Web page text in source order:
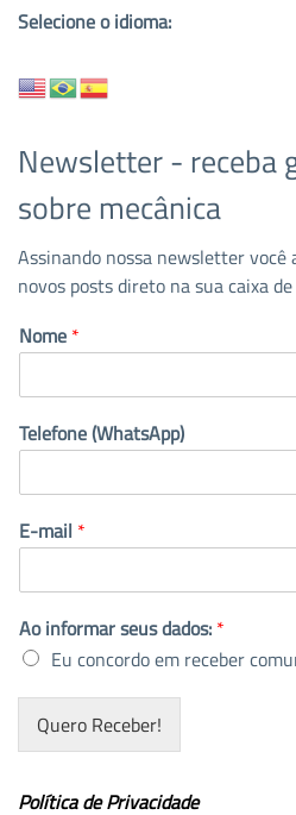
Selecione o idioma:
Newsletter - receba
sobre mecânica
Assinando nossa newsletter
novos posts direto na sua caixa
Nome *
Telefone (WhatsApp)
E-mail *
Ao informar seus dados: *
Eu concordo em receber
Quero Receber!
Política de Privacidade